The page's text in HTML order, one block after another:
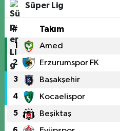
Süper Lig
# Takım
1 Amed
2 Erzurumspor FK
3 Başakşehir
4 Kocaelispor
5 Beşiktaş